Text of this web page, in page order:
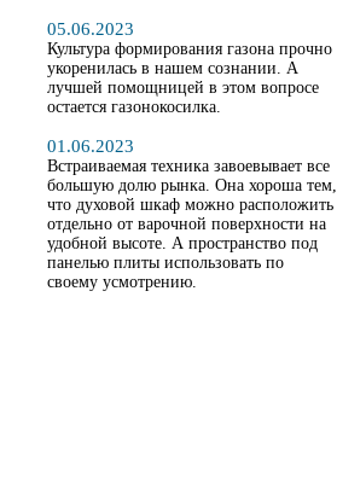
05.06.2023
Культура формирования газона прочно
укоренилась в нашем сознании. А
лучшей помощницей в этом вопросе
остается газонокосилка.
01.06.2023
Встраиваемая техника завоевывает все
большую долю рынка. Она хороша тем,
что духовой шкаф можно расположить
отдельно от варочной поверхности на
удобной высоте. А пространство под
панелью плиты использовать по
своему усмотрению.